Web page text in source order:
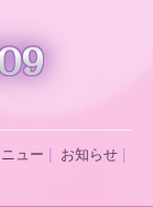
ュー
お知らせ